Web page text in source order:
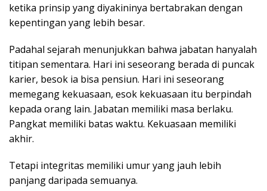
ketika prinsip yang diyakininya bertabrakan dengan
kepentingan yang lebih besar.
Padahal sejarah menunjukkan bahwa jabatan hanyalah
titipan sementara. Hari ini seseorang berada di puncak
karier, besok ia bisa pensiun. Hari ini seseorang
memegang kekuasaan, esok kekuasaan itu berpindah
kepada orang lain. Jabatan memiliki masa berlaku.
Pangkat memiliki batas waktu. Kekuasaan memiliki
akhir.
Tetapi integritas memiliki umur yang jauh lebih
panjang daripada semuanya.